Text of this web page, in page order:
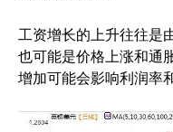
工资增长的上升往往是
也可能是价格上涨和通
增加可能会影响利润率